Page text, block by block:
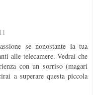
se nonostante la tua
alle telecamere. Vedrai che
con un sorriso (magari
a superare questa piccola